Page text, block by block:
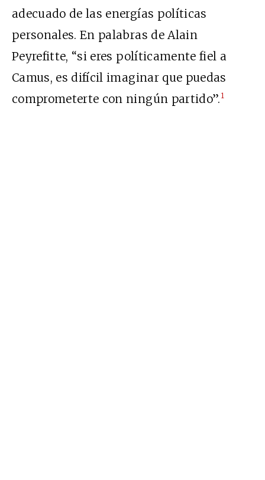
adecuado de las energías políticas
personales. En palabras de Alain
Peyrefitte, “si eres políticamente fiel a
Camus, es difícil imaginar que puedas
comprometerte con ningún partido”. 1